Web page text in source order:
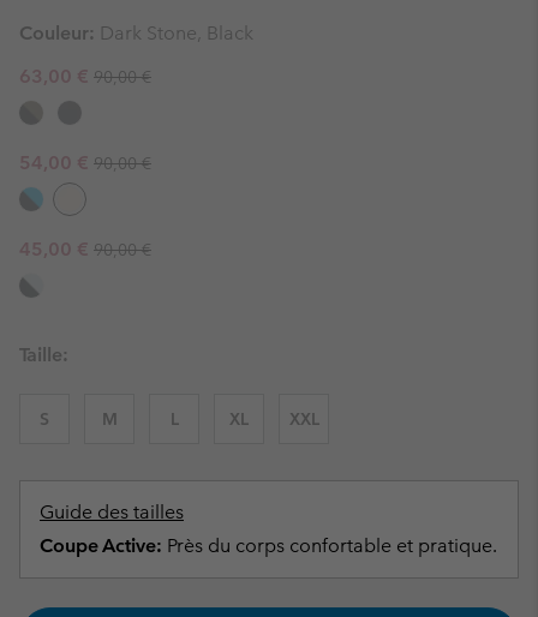
Couleur: Dark Stone, Black
Sale price:
63,00 € Regular price:
90,00 €
Sale price:
54,00 € Regular price:
90,00 €
Sale price:
45,00 € Regular price:
90,00 €
Taille:
S M L XL XXL
Guide des tailles
Coupe Active: Près du corps confortable et pratique.